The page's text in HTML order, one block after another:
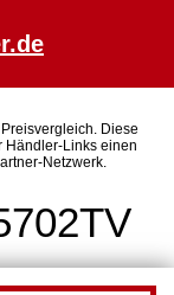
Diese
Händler-Links einen
Netzwerk.